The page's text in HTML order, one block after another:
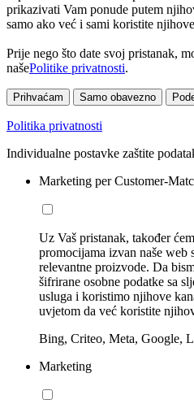
prikazivati Vam ponude putem
samo ako već i sami koristite
Prije nego što date svoj pristanak,
našePolitike privatnosti.
Prihvaćam Samo obavezno
Politika privatnosti
Individualne postavke zaštite
Marketing per Customer-
Uz Vaš pristanak, također
promocijama izvan naše web
relevantne proizvode. Da
šifrirane osobne podatke sa
usluga i koristimo njihove
uvjetom da već koristite
Bing, Criteo, Meta, Google,
Marketing